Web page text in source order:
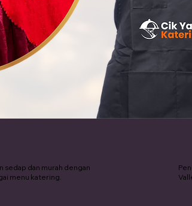
sedap dan murah dengan
menu katering.